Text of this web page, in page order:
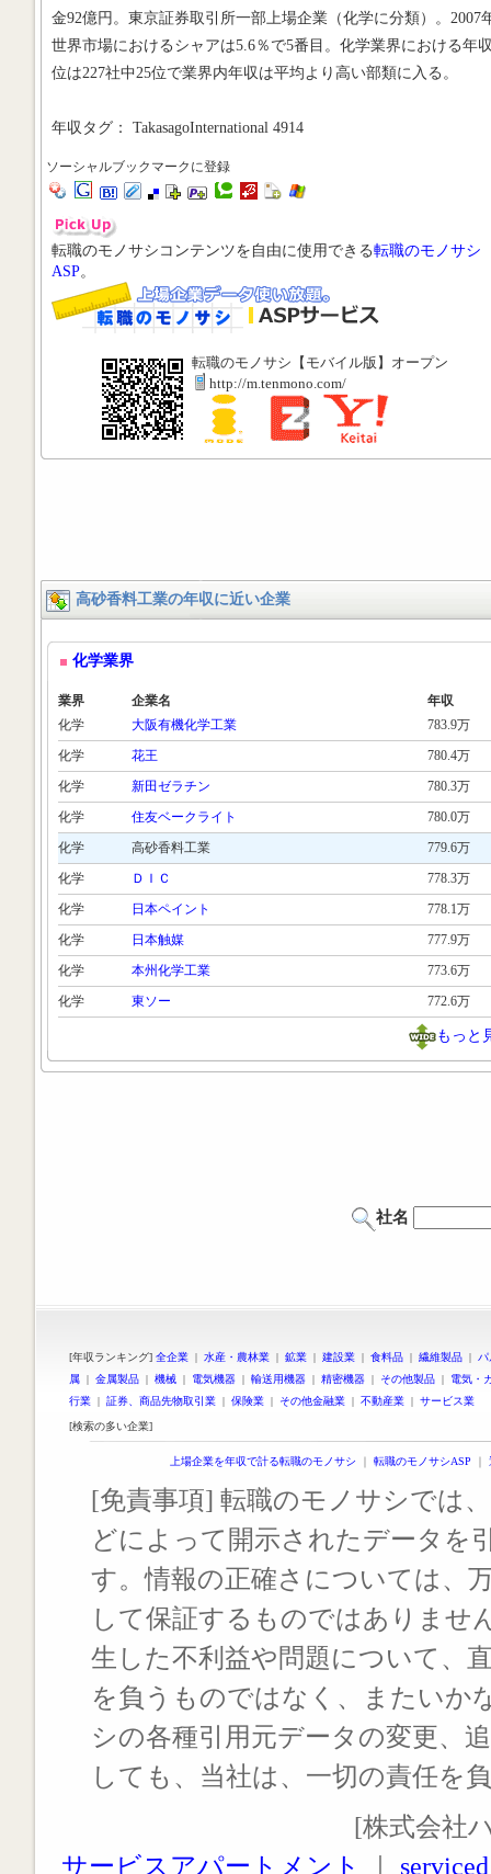
金92億円。東京証券取引所一部上場企業（化学に分類）。2007
世界市場におけるシャアは5.6％で5番目。化学業界における年
位は227社中25位で業界内年収は平均より高い部類に入る。
年収タグ： TakasagoInternational 4914
ソーシャルブックマークに登録
転職のモノサシコンテンツを自由に使用できる転職のモノサシ
ASP。
転職のモノサシ【モバイル版】オープン
http://m.tenmono.com/
高砂香料工業の年収に近い企業
化学業界
業界 企業名
年収
化学
大阪有機化学工業
783.9万
化学
花王
780.4万
化学
新田ゼラチン
780.3万
化学
住友ベークライト
780.0万
化学
高砂香料工業
779.6万
化学
ＤＩＣ
778.3万
化学
日本ペイント
778.1万
化学
日本触媒
777.9万
化学
本州化学工業
773.6万
化学
東ソー 772.6万
もっと
社名
[年収ランキング] 全企業 | 水産・農林業 | 鉱業 | 建設業 | 食料品 | 繊維製品 |
属 | 金属製品 | 機械 | 電気機器 | 輸送用機器 | 精密機器 | その他製品 | 電気・
行業 | 証券、商品先物取引業 | 保険業 | その他金融業 | 不動産業 | サービス業
[検索の多い企業]
上場企業を年収で計る転職のモノサシ ｜ 転職のモノサシASP ｜
[免責事項] 転職のモノサシでは
どによって開示されたデータを
す。情報の正確さについては、
して保証するものではありませ
生した不利益や問題について、
を負うものではなく、またいか
シの各種引用元データの変更、
しても、当社は、一切の責任を
[株式会社
サービスアパートメント